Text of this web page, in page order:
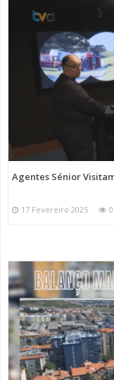
Agentes Sénior
17 Fevereiro 2025